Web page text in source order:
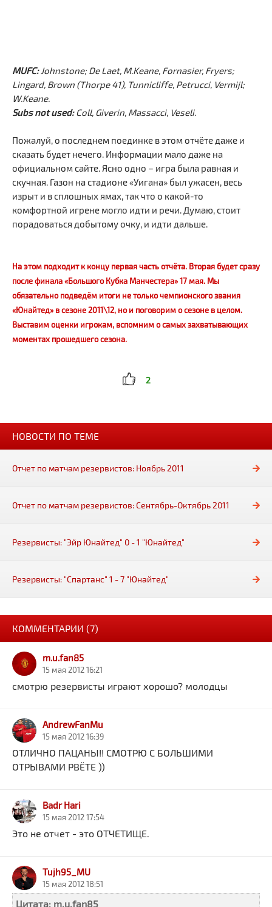
MUFC:Johnstone; De Laet, M.Keane, Fornasier, Fryers;
Lingard, Brown (Thorpe 41), Tunnicliffe, Petrucci, Vermijl;
W.Keane.
Subs not used:Coll, Giverin, Massacci, Veseli.
Пожалуй, о последнем поединке в этом отчёте даже и
сказать будет нечего. Информации мало даже на
официальном сайте. Ясно одно – игра была равная и
скучная. Газон на стадионе «Уигана» был ужасен, весь
изрыт и в сплошных ямах, так что о какой-то
комфортной игрене могло идти и речи. Думаю, стоит
порадоваться добытому очку, и идти дальше.
На этом подходит к концу первая часть отчёта. Вторая будет сразу
после финала «Большого Кубка Манчестера» 17 мая. Мы
обязательно подведём итоги не только чемпионского звания
«Юнайтед» в сезоне 2011\12, но и поговорим о сезоне в целом.
Выставим оценки игрокам, вспомним о самых захватывающих
моментах прошедшего сезона.
2
НОВОСТИ ПО ТЕМЕ
Отчет по матчам резервистов: Ноябрь 2011
Отчет по матчам резервистов: Сентябрь-Октябрь 2011
Резервисты: "Эйр Юнайтед" 0 - 1 "Юнайтед"
Резервисты: "Спартанс" 1 - 7 "Юнайтед"
КОММЕНТАРИИ (7)
m.u.fan85
15 мая 2012 16:21
смотрю резервисты играют хорошо? молодцы
AndrewFanMu
15 мая 2012 16:39
ОТЛИЧНО ПАЦАНЫ!! СМОТРЮ С БОЛЬШИМИ
ОТРЫВАМИ РВЁТЕ ))
Badr Hari
15 мая 2012 17:54
Это не отчет - это ОТЧЕТИЩЕ.
Tujh95_MU
15 мая 2012 18:51
Цитата: m.u.fan85